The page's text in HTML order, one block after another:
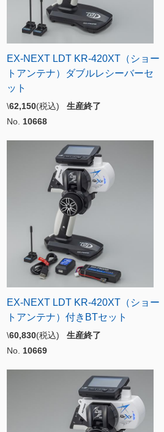
EX-NEXT LDT KR-420XT（ショー
トアンテナ）ダブルレシーバーセ
ット
\62,150(税込) 生産終了
No. 10668
EX-NEXT LDT KR-420XT（ショー
トアンテナ）付きBTセット
\60,830(税込) 生産終了
No. 10669